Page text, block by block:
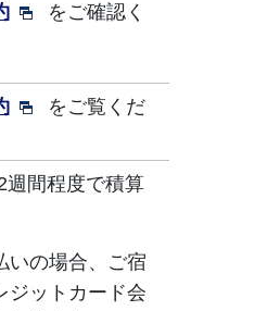
をご確認く
をご覧くだ
週間程度で積算
いの場合、ご宿
ジットカード会